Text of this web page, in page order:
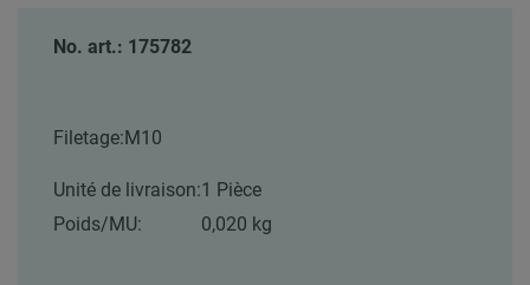
No. art.: 175782
Filetage:M10
Unité de livraison:1 Pièce
Poids/MU:
0,020 kg